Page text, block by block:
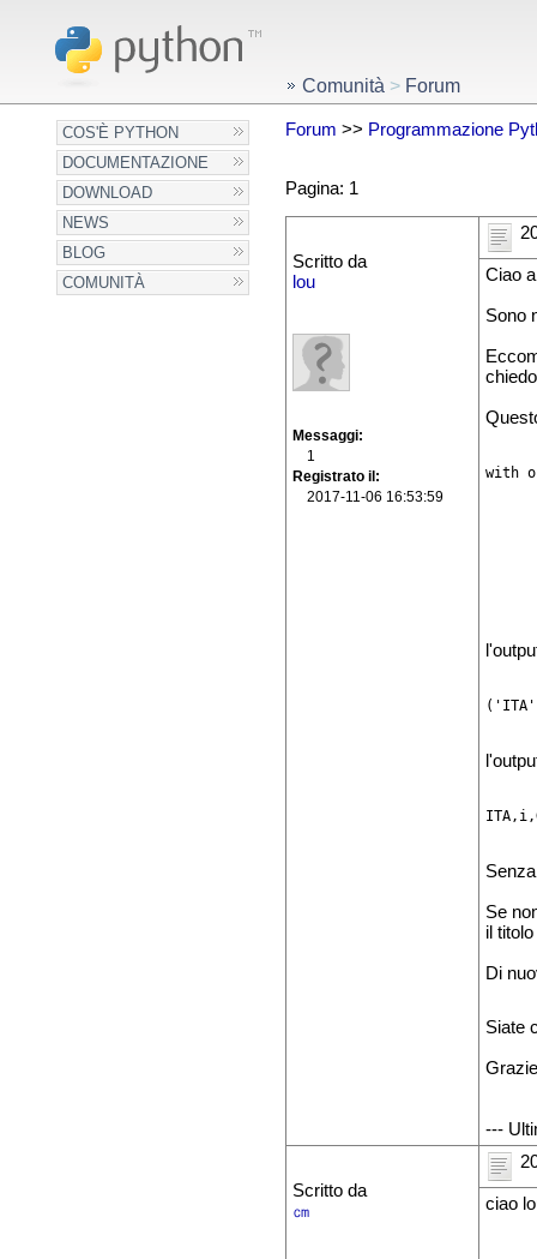
COS'È PYTHON
DOCUMENTAZIONE
DOWNLOAD
NEWS
BLOG
COMUNITÀ
Comunità > Forum
Forum >> Programmazione
Pagina: 1
Scritto da
lou
Messaggi
1
Registrato il
2017-11-06 16:53:59
Ciao
Sono
with
Se
il
Di
Siate
---
Scritto da
㎝
ciao